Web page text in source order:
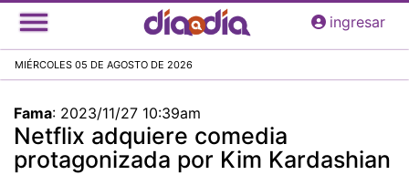
Pasar
al
principal
ingresar
MIÉRCOLES 05 DE AGOSTO DE 2026
Fama: 2023/11/27 10:39am
Netflix adquiere comedia
protagonizada por Kim Kardashian